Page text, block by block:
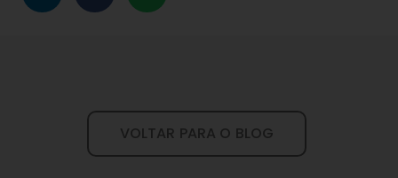
VOLTAR PARA O BLOG